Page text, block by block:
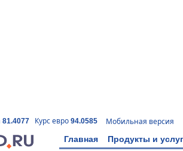
81.4077 Курс евро 94.0585 Мобильная версия
Главная Продукты и